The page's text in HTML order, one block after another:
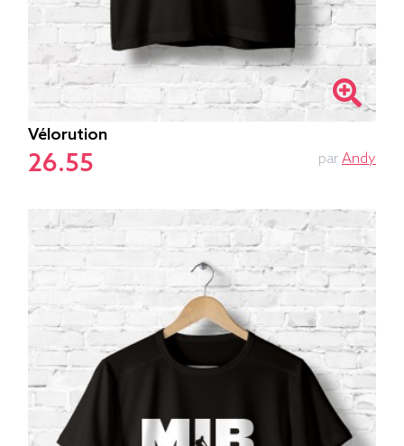
Vélorution
26.55 par Andy